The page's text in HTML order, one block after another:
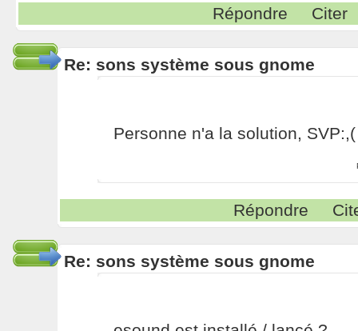
Répondre Citer
Re: sons système sous gnome
Personne n'a la solution, SVP:,(
Répondre
Re: sons système sous gnome